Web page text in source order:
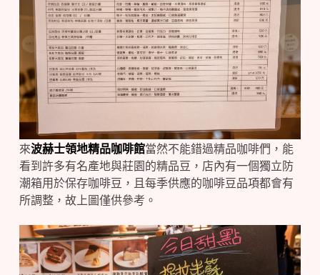
來波赫士領地精品咖啡館當然不能錯過精品咖啡們，能
看到許多有名產地與莊園的精品豆，店內有一個獨立防
潮箱用於保存咖啡豆，且每季供應的咖啡豆品項都會有
所調整，故上圖僅供參考。